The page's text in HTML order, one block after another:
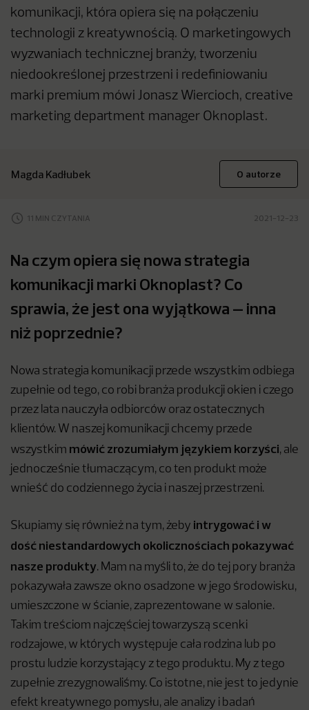
komunikacji, która opiera się na połączeniu
technologii z kreatywnością. O marketingowych
wyzwaniach technicznej branży, tworzeniu
niedookreślonej przestrzeni i redefiniowaniu
marki premium mówi Jonasz Wiercioch, creative
marketing department manager Oknoplast.
Magda Kadłubek O autorze
11 MIN CZYTANIA 2021-12-23
Na czym opiera się nowa strategia
komunikacji marki Oknoplast? Co
sprawia, że jest ona wyjątkowa – inna
niż poprzednie?
Nowa strategia komunikacji przede wszystkim odbiega
zupełnie od tego, co robi branża produkcji okien i czego
przez lata nauczyła odbiorców oraz ostatecznych
klientów. W naszej komunikacji chcemy przede
wszystkim mówić zrozumiałym językiem korzyści, ale
jednocześnie tłumaczącym, co ten produkt może
wnieść do codziennego życia i naszej przestrzeni.
Skupiamy się również na tym, żeby intrygować i w
dość niestandardowych okolicznościach pokazywać
nasze produkty. Mam na myśli to, że do tej pory branża
pokazywała zawsze okno osadzone w jego środowisku,
umieszczone w ścianie, zaprezentowane w salonie.
Takim treściom najczęściej towarzyszą scenki
rodzajowe, w których występuje cała rodzina lub po
prostu ludzie korzystający z tego produktu. My z tego
zupełnie zrezygnowaliśmy. Co istotne, nie jest to jedynie
efekt kreatywnego pomysłu, ale analizy i badań